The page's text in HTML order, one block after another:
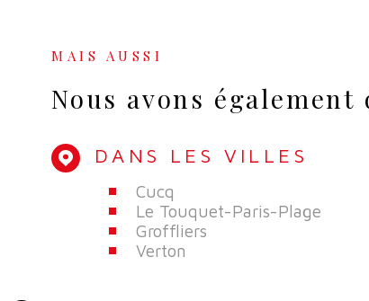
MAIS AUSSI
Nous avons
DANS LES VILLES
Cucq
Le Touquet-Paris-Plage
Groffliers
Verton